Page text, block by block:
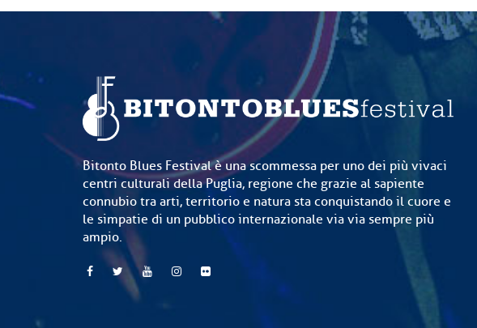
Bitonto Blues Festival è una scommessa per uno dei più vivaci
centri culturali della Puglia, regione che grazie al sapiente
connubio tra arti, territorio e natura sta conquistando il cuore e
le simpatie di un pubblico internazionale via via sempre più
ampio.